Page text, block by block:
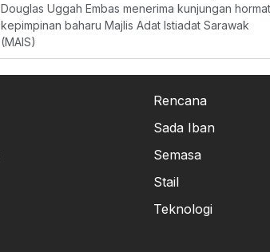
Douglas Uggah Embas menerima kunjungan hormat
kepimpinan baharu Majlis Adat Istiadat Sarawak
(MAIS)
Rencana
Sada Iban
Semasa
Stail
Teknologi